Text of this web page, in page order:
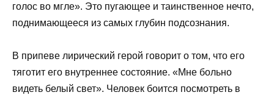
голос во мгле». Это пугающее и таинственное нечто,
поднимающееся из самых глубин подсознания.
В припеве лирический герой говорит о том, что его
тяготит его внутреннее состояние. «Мне больно
видеть белый свет». Человек боится посмотреть в